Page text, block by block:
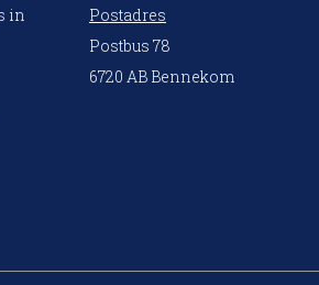
in
Postadres
Postbus 78
6720 AB Bennekom